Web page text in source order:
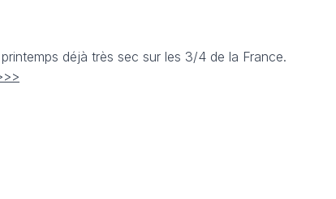
déjà très sec sur les 3/4 de la France.